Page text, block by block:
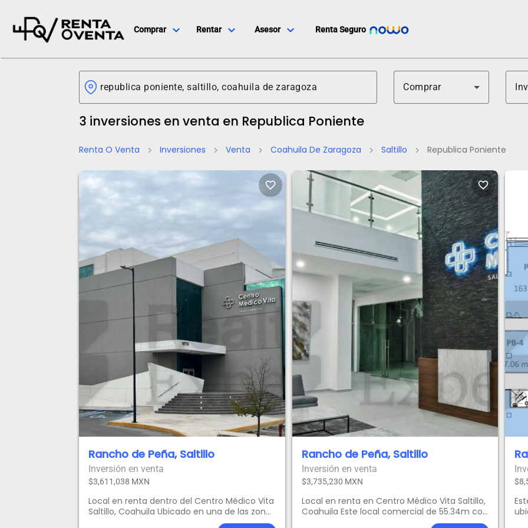
Comprar expand_more Rentar expand_more Asesor expand_more Renta Seguro
Comprar
3 inversiones en venta en Republica Poniente
Renta O Venta chevron_right Inversiones chevron_right Venta chevron_right Coahuila De Zaragoza chevron_right Saltillo chevron_right Republica Poniente
favorite_border
Rancho de Peña, Saltillo
Inversión en venta
$3,611,038 MXN
Local en renta dentro del Centro Médico Vita
Saltillo, Coahuila Ubicado en una de las zonas
con mayor proyección de Saltillo, este local
favorite_border
Rancho de Peña, Saltillo
Inversión en venta
$3,735,230 MXN
Local en renta en Centro Médico Vita Saltillo,
Coahuila Este local comercial de 55.34m con
un frente de 5.53 metros se encuentra